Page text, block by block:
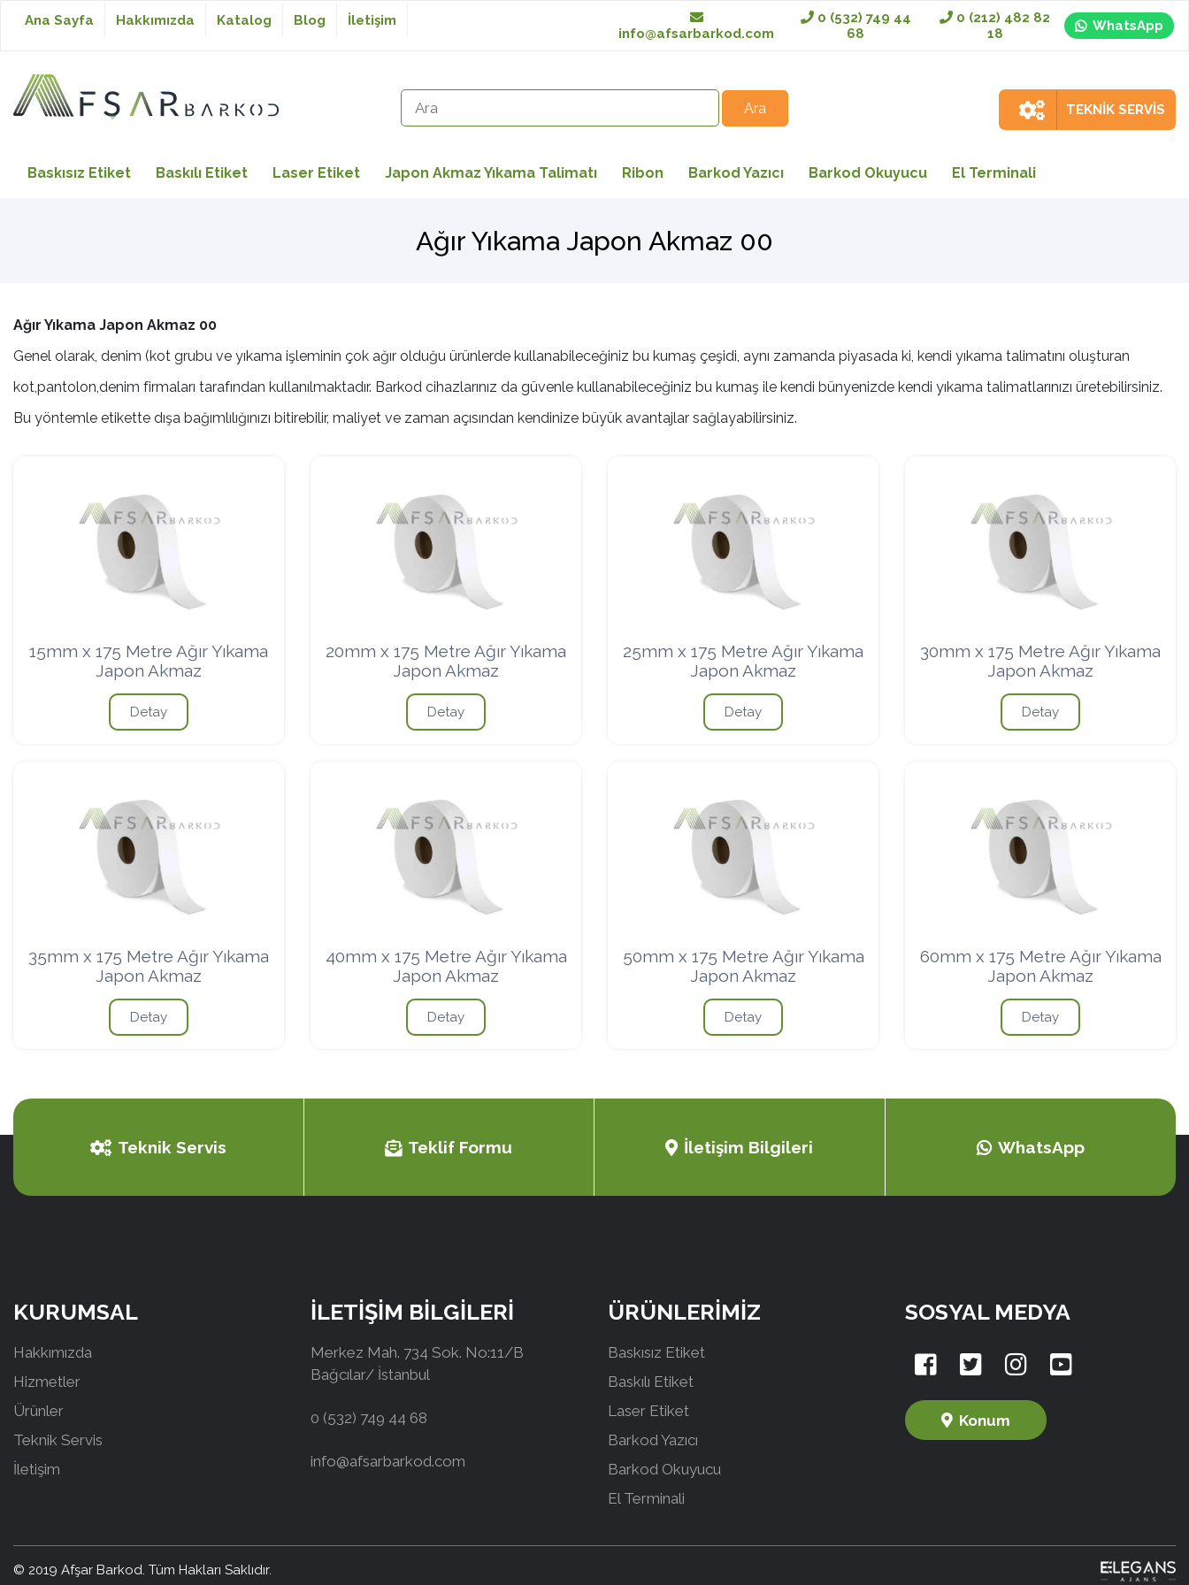
Baskısız Etiket
Japon Akmaz Yıkama
Barkod Yazıcı
Ana Sayfa Hakkımızda Katalog Blog
İletişim
info@afsarbarkod.com
0 (532) 749 44
68
0 (212) 482 82
18
WhatsApp
TEKNİK SERVİS
Baskısız Etiket Baskılı Etiket Laser Etiket Japon Akmaz Yıkama Talimatı Ribon Barkod Yazıcı Barkod Okuyucu El Terminali
Ağır Yıkama Japon Akmaz 00
Ağır Yıkama Japon Akmaz 00
Genel olarak, denim (kot grubu ve yıkama işleminin çok ağır olduğu ürünlerde kullanabileceğiniz bu kumaş çeşidi, aynı zamanda piyasada ki, kendi yıkama talimatını oluşturan
kot,pantolon,denim firmaları tarafından kullanılmaktadır. Barkod cihazlarınız da güvenle kullanabileceğiniz bu kumaş ile kendi bünyenizde kendi yıkama talimatlarınızı üretebilirsiniz.
Bu yöntemle etikette dışa bağımlılığınızı bitirebilir, maliyet ve zaman açısından kendinize büyük avantajlar sağlayabilirsiniz.
15mm x 175 Metre Ağır Yıkama
Japon Akmaz
Detay
20mm x 175 Metre Ağır Yıkama
Japon Akmaz
Detay
25mm x 175 Metre Ağır Yıkama
Japon Akmaz
Detay
30mm x 175 Metre Ağır Yıkama
Japon Akmaz
Detay
35mm x 175 Metre Ağır Yıkama
Japon Akmaz
Detay
40mm x 175 Metre Ağır Yıkama
Japon Akmaz
Detay
50mm x 175 Metre Ağır Yıkama
Japon Akmaz
Detay
60mm x 175 Metre Ağır Yıkama
Japon Akmaz
Detay
Teknik Servis Teklif Formu İletişim Bilgileri WhatsApp
KURUMSAL
Hakkımızda
Hizmetler
Ürünler
Teknik Servis
İletişim
İLETİŞİM BİLGİLERİ
Merkez Mah. 734 Sok. No:11/B
Bağcılar/ İstanbul
0 (532) 749 44 68
info@afsarbarkod.com
ÜRÜNLERİMİZ
Baskısız Etiket
Baskılı Etiket
Laser Etiket
Barkod Yazıcı
Barkod Okuyucu
El Terminali
SOSYAL MEDYA
Konum
© 2019 Afşar Barkod. Tüm Hakları Saklıdır.